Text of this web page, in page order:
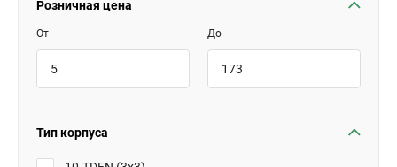
Розничная цена
От До
Тип корпуса